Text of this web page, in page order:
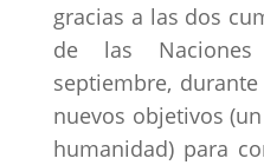
gracias a las dos
de las
septiembre,
nuevos objetivos
humanidad) para